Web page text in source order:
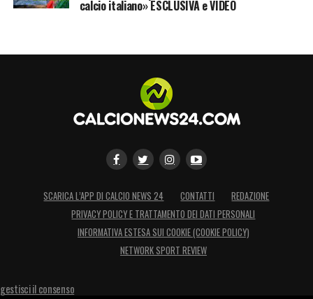
calcio italiano» ESCLUSIVA e VIDEO
SCARICA L’APP DI CALCIO NEWS 24 CONTATTI
REDAZIONE
PRIVACY POLICY E TRATTAMENTO DEI DATI PERSONALI
INFORMATIVA ESTESA SUI COOKIE (COOKIE POLICY)
NETWORK SPORT REVIEW
gestisci il consenso